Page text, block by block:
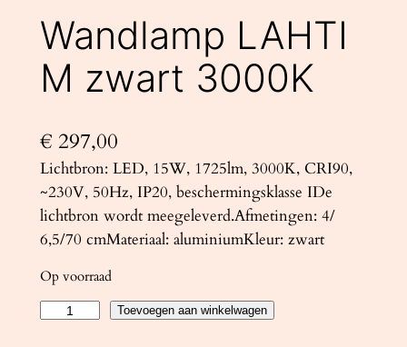
Wandlamp LAHTI
M zwart 3000K
€ 297,00
Lichtbron: LED, 15W, 1725lm, 3000K, CRI90,
~230V, 50Hz, IP20, beschermingsklasse IDe
lichtbron wordt meegeleverd.Afmetingen: 4/
6,5/70 cmMateriaal: aluminiumKleur: zwart
Op voorraad
Toevoegen aan winkelwagen